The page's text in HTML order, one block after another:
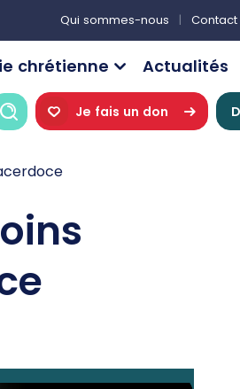
Qui sommes-nous Contact
chrétienne Actualités
RechercheJe fais un don